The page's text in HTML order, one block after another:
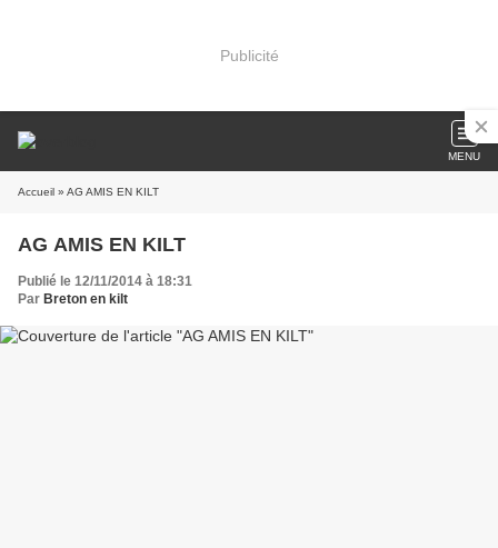
Publicité
MENU
Accueil » AG AMIS EN KILT
AG AMIS EN KILT
Publié le 12/11/2014 à 18:31
Par Breton en kilt